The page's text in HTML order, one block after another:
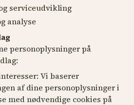
serviceudvikling
analyse
personoplysninger på
Vi baserer
af dine personoplysninger i
med nødvendige cookies på